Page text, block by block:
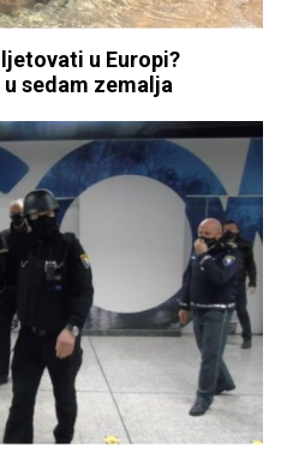
u Europi?
sedam zemalja